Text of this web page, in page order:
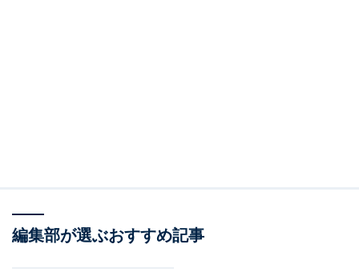
2018年には新装再編版が発売されています。またアニメ
編集部が選ぶおすすめ記事